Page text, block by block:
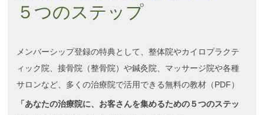
５つのステップ
メンバーシップ登録の特典として、整体院やカイロプラクテ
ィック院、接骨院（整骨院）や鍼灸院、マッサージ院や各種
サロンなど、多くの治療院で活用できる無料の教材（PDF）
「あなたの治療院に、お客さんを集めるための５つのステッ